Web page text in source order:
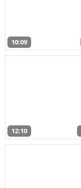
10:09
12:10